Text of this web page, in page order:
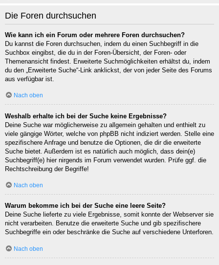
Die Foren durchsuchen
Wie kann ich ein Forum oder mehrere Foren durchsuchen?
Du kannst die Foren durchsuchen, indem du einen Suchbegriff in die
Suchbox eingibst, die du in der Foren-Übersicht, der Foren- oder
Themenansicht findest. Erweiterte Suchmöglichkeiten erhältst du, indem
du den „Erweiterte Suche“-Link anklickst, der von jeder Seite des Forums
aus verfügbar ist.
Nach oben
Weshalb erhalte ich bei der Suche keine Ergebnisse?
Deine Suche war möglicherweise zu allgemein gehalten und enthielt zu
viele gängige Wörter, welche von phpBB nicht indiziert werden. Stelle eine
spezifischere Anfrage und benutze die Optionen, die dir die erweiterte
Suche bietet. Außerdem ist es natürlich auch möglich, dass dein(e)
Suchbegriff(e) hier nirgends im Forum verwendet wurden. Prüfe ggf. die
Rechtschreibung der Begriffe!
Nach oben
Warum bekomme ich bei der Suche eine leere Seite?
Deine Suche lieferte zu viele Ergebnisse, somit konnte der Webserver sie
nicht verarbeiten. Benutze die erweiterte Suche und gib spezifischere
Suchbegriffe ein oder beschränke die Suche auf verschiedene Unterforen.
Nach oben